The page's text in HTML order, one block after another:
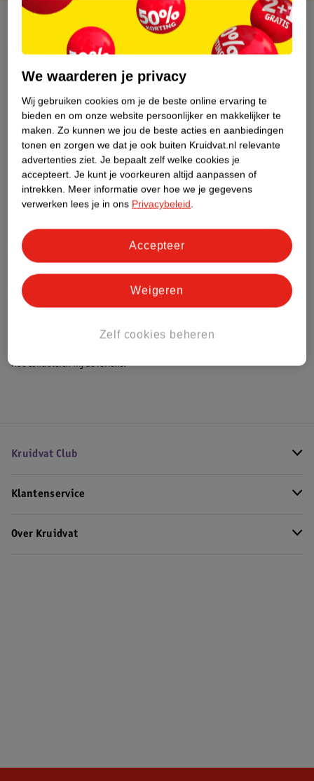
Over dit product
Productinformatie
Etiketinformatie
Nature Impact Score
Dit product heeft (nog) geen Nature
Impact Score.
Meer informatie
Bestel & Bezorginformatie
Bekijk ook
Alle Koek
Hoe controleren wij de reviews?
Kruidvat Club
Klantenservice
Over Kruidvat
We waarderen je privacy
Wij gebruiken cookies om je de beste online ervaring te
bieden en om onze website persoonlijker en makkelijker te
maken. Zo kunnen we jou de beste acties en aanbiedingen
tonen en zorgen we dat je ook buiten Kruidvat.nl relevante
advertenties ziet. Je bepaalt zelf welke cookies je
accepteert. Je kunt je voorkeuren altijd aanpassen of
intrekken. Meer informatie over hoe we je gegevens
verwerken lees je in ons Privacybeleid.
Zelf cookies beheren
Weigeren
Accepteer